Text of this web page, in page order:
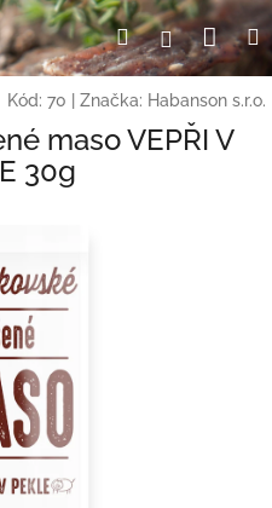
HledatPřihlášení
Kód: 70 Značka: Habanson s.r.o.
maso VEPŘI V
30g